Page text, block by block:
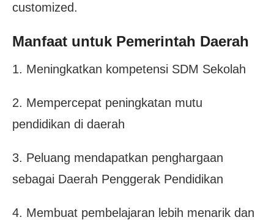
customized.
Manfaat untuk Pemerintah Daerah
1. Meningkatkan kompetensi SDM Sekolah
2. Mempercepat peningkatan mutu
pendidikan di daerah
3. Peluang mendapatkan penghargaan
sebagai Daerah Penggerak Pendidikan
4. Membuat pembelajaran lebih menarik dan